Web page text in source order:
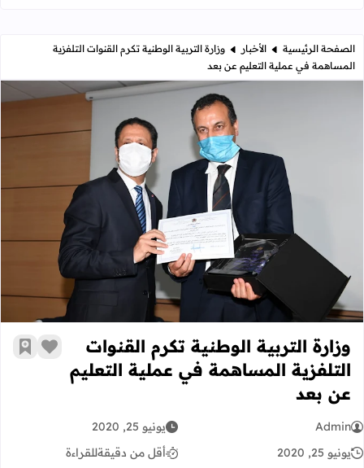
الصفحة الرئيسية الأخبار
وزارة التربية الوطنية تكرم القنوات التلفزية
المساهمة في عملية التعليم عن بعد
وزارة التربية الوطنية تكرم
وزارة التربية الوطنية تكرم القنوات
التلفزية المساهمة في عملية التعليم
عن بعد
زر أضف
Admin
يونيو 25, 2020
يونيو 25, 2020
أقل من دقيقةللقراءة